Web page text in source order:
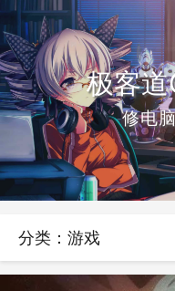
极客
修电
分类：游戏